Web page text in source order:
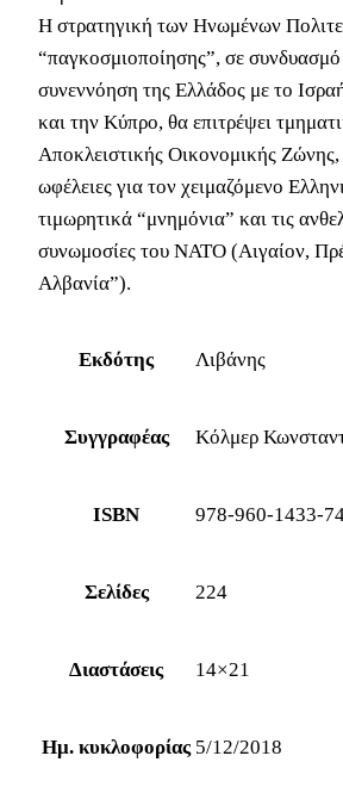
Η στρατηγική των Ηνωμένων
“παγκοσμιοποίησης”, σε
συνεννόηση της Ελλάδος με το
και την Κύπρο, θα επιτρέψει
Αποκλειστικής Οικονομικής Ζώνης,
ωφέλειες για τον χειμαζόμενο
τιμωρητικά “μνημόνια” και τις
συνωμοσίες του ΝΑΤΟ (Αιγαίον,
Αλβανία”).
Εκδότης Λιβάνης
Συγγραφέας Κόλμερ
ISBN 978-960-1433-
Σελίδες 224
Διαστάσεις 14×21
Ημ. κυκλοφορίας 5/12/2018